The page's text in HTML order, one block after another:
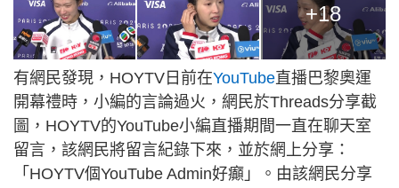
+18
有網民發現，HOYTV日前在YouTube直播巴黎奧運
開幕禮時，小編的言論過火，網民於Threads分享截
圖，HOYTV的YouTube小編直播期間一直在聊天室
留言，該網民將留言紀錄下來，並於網上分享：
「HOYTV個YouTube Admin好癲」。由該網民分享